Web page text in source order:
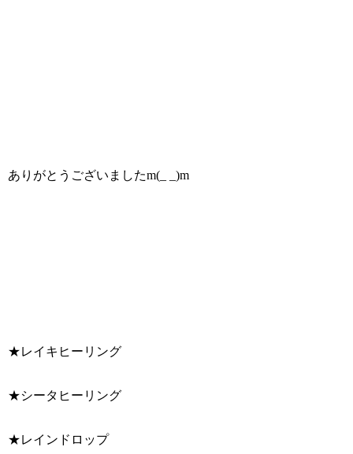
ありがとうございましたm(_ _)m
★レイキヒーリング
★シータヒーリング
★レインドロップ